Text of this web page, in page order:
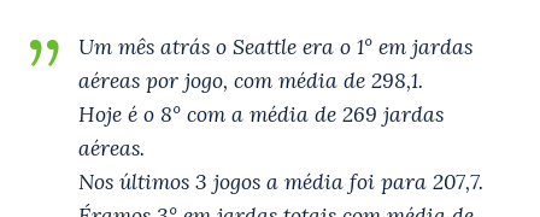
Um mês atrás o Seattle era o 1° em jardas
aéreas por jogo, com média de 298,1.
Hoje é o 8° com a média de 269 jardas
aéreas.
Nos últimos 3 jogos a média foi para 207,7.